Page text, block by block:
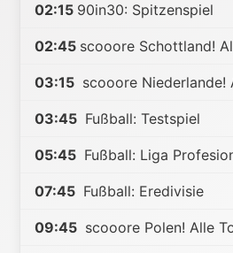
02:15 90in30: Spitzenspiel
02:45 scooore Schottland!
03:15 scooore Niederlande!
03:45 Fußball: Testspiel
05:45 Fußball: Liga
07:45 Fußball: Eredivisie
09:45 scooore Polen! Alle